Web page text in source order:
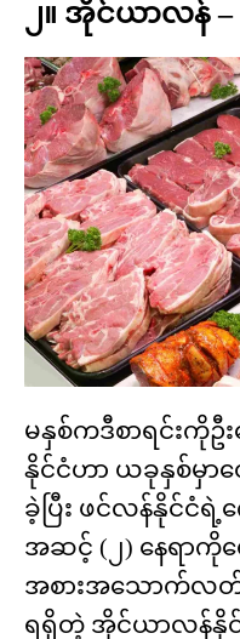
၂။ အိုင်ယာလန်
မနှစ်ကဒီစာရင်းကို
နိုင်ငံဟာ ယခုနှစ်မှာ
ခဲ့ပြီး ဖင်လန်နိုင်ငံရဲ့
အဆင့် (၂) နေရာကို
အစားအသောက်လတ်ဆက်
ရရှိတဲ့ အိုင်ယာလန်နိုင်